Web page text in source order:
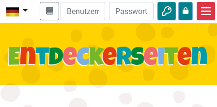
Bibel entdecken